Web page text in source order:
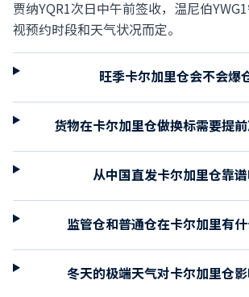
贾纳YQR1次日中午前签收，温尼伯
视预约时段和天气状况而定。
旺季卡尔加里仓会不会爆
货物在卡尔加里仓做换标需要提前
从中国直发卡尔加里仓靠谱
监管仓和普通仓在卡尔加里有什
冬天的极端天气对卡尔加里仓影